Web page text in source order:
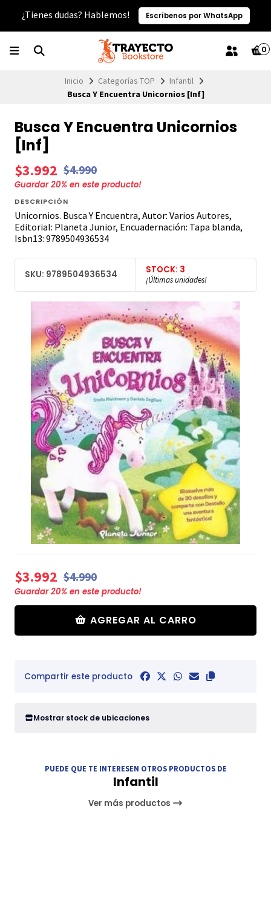
¿Tienes dudas? Hablemos! Escríbenos por WhatsApp
0
Inicio Categorías TOP
Infantil
Busca Y Encuentra Unicornios [Inf]
Busca Y Encuentra Unicornios
[Inf]
$3.992 $4.990
Guardar20% en este producto!
DESCRIPCIÓN
Unicornios. Busca Y Encuentra, Autor: Varios Autores,
Editorial: Planeta Junior, Encuadernación: Tapa blanda,
Isbn13: 9789504936534
SKU: 9789504936534 STOCK: 3
¡Últimas unidades!
$3.992 $4.990
Guardar20% en este producto!
AGREGAR AL CARRO
Compartir este producto
Mostrar stock de ubicaciones
PUEDE QUE TE INTERESEN OTROS PRODUCTOS DE
Infantil
Ver más productos